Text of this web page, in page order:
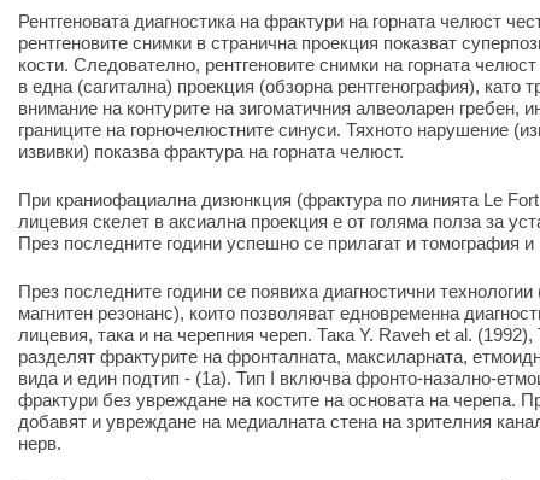
Рентгеновата диагностика на фрактури на горната челюст
рентгеновите снимки в странична проекция показват
кости. Следователно, рентгеновите снимки на горната
в една (сагитална) проекция (обзорна рентгенография), като
внимание на контурите на зигоматичния алвеоларен гребен,
границите на горночелюстните синуси. Тяхното нарушение
извивки) показва фрактура на горната челюст.
При краниофациална дизюнкция (фрактура по линията Le Fort
лицевия скелет в аксиална проекция е от голяма полза за
През последните години успешно се прилагат и томография
През последните години се появиха диагностични
магнитен резонанс), които позволяват едновременна
лицевия, така и на черепния череп. Така Y. Raveh et al.
разделят фрактурите на фронталната, максиларната,
вида и един подтип - (1a). Тип I включва фронто-назално-
фрактури без увреждане на костите на основата на черепа.
добавят и увреждане на медиалната стена на зрителния
нерв.